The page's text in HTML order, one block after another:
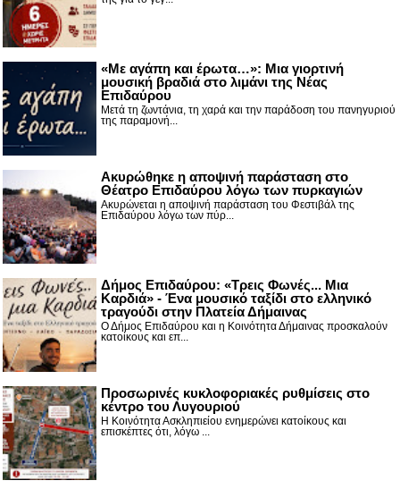
«Με αγάπη και έρωτα…»: Μια γιορτινή
μουσική βραδιά στο λιμάνι της Νέας
Επιδαύρου
Μετά τη ζωντάνια, τη χαρά και την παράδοση του πανηγυριού
της παραμονή...
Ακυρώθηκε η αποψινή παράσταση στο
Θέατρο Επιδαύρου λόγω των πυρκαγιών
Ακυρώνεται η αποψινή παράσταση του Φεστιβάλ της
Επιδαύρου λόγω των πύρ...
Δήμος Επιδαύρου: «Τρεις Φωνές... Μια
Καρδιά» - Ένα μουσικό ταξίδι στο ελληνικό
τραγούδι στην Πλατεία Δήμαινας
Ο Δήμος Επιδαύρου και η Κοινότητα Δήμαινας προσκαλούν
κατοίκους και επ...
Προσωρινές κυκλοφοριακές ρυθμίσεις στο
κέντρο του Λυγουριού
Η Κοινότητα Ασκληπιείου ενημερώνει κατοίκους και
επισκέπτες ότι, λόγω ...